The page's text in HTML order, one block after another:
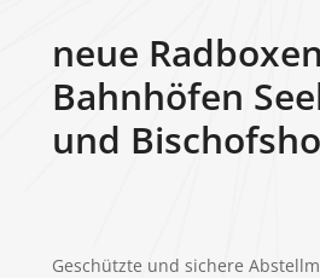
neue
Bahnhöfen
und
Geschützte und sichere